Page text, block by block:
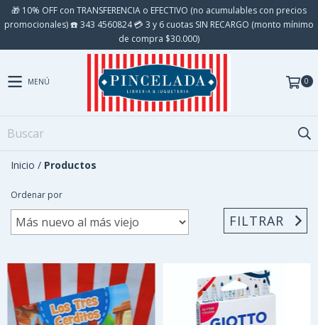
🎁 10% OFF con TRANSFERENCIA o EFECTIVO (no acumulables con precios
promocionales) ☎️ 343 4560824 💳 3 y 6 cuotas SIN RECARGO (monto mínimo
de compra $30.000)
MENÚ 0
Inicio / Productos
Ordenar por
FILTRAR